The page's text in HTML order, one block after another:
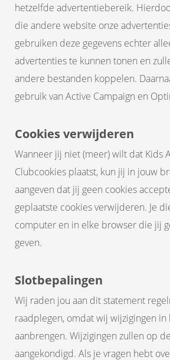
hetzelfde advertentiebereik.
die andere website onze
gebruiken deze gegevens echter
advertenties te kunnen tonen en
andere bestanden koppelen.
gebruik van Active Campaign en
Cookies verwijderen
Wanneer jij niet (meer) wilt dat Kids
Clubcookies plaatst, kun jij in jouw
aangeven dat jij geen cookies
geplaatste cookies verwijderen. Je
computer en in elke browser die jij
geven.
Slotbepalingen
Wij raden jou aan dit statement
raadplegen, omdat wij wijzigingen
aanbrengen. Wijzigingen zullen op
aangekondigd. Als je vragen hebt